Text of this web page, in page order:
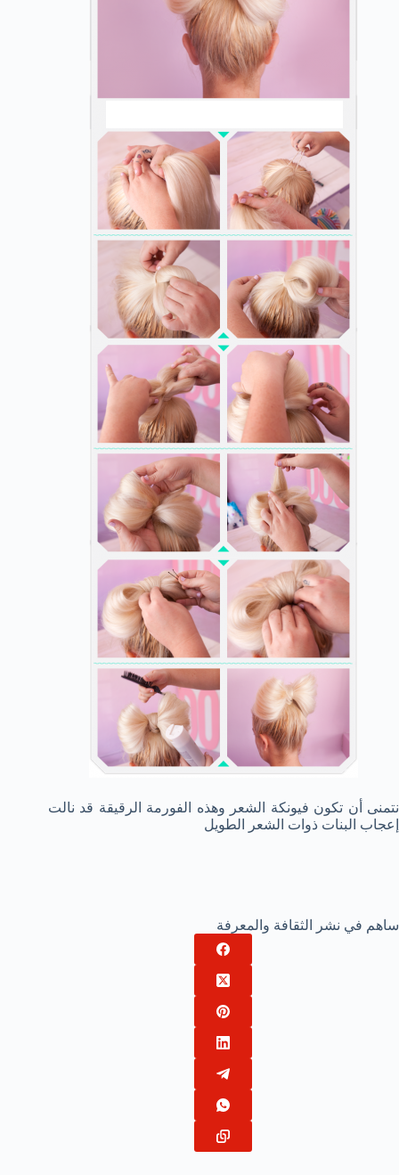
نتمنى أن تكون فيونكة الشعر وهذه الفورمة الرقيقة قد نالت
إعجاب البنات ذوات الشعر الطويل
ساهم في نشر الثقافة والمعرفة